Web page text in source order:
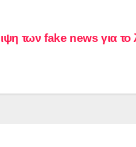
των fake news για το